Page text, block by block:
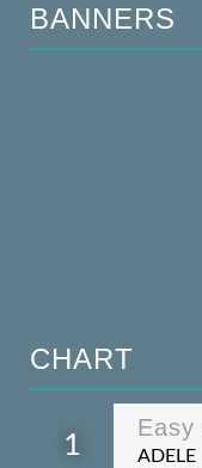
BANNERS
CHART
1
Easy
ADELE